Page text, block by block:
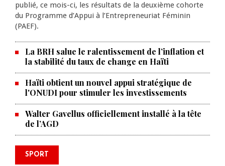
publié, ce mois-ci, les résultats de la deuxième cohorte
du Programme d’Appui à l’Entrepreneuriat Féminin
(PAEF).
La BRH salue le ralentissement de l’inflation et
la stabilité du taux de change en Haïti
Haïti obtient un nouvel appui stratégique de
l'ONUDI pour stimuler les investissements
Walter Gavellus officiellement installé à la tête
de l’AGD
SPORT
Le père de la légende argentine
Lionel Messi est décédé à 68 ans